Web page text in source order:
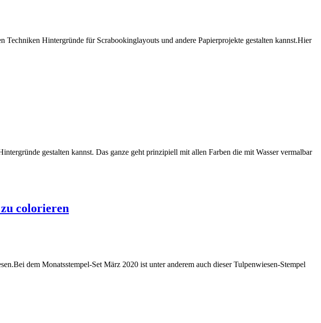
Hintergründe für Scrabookinglayouts und andere Papierprojekte gestalten kannst.Hier
gestalten kannst. Das ganze geht prinzipiell mit allen Farben die mit Wasser vermalbar
colorieren
dem Monatsstempel-Set März 2020 ist unter anderem auch dieser Tulpenwiesen-Stempel